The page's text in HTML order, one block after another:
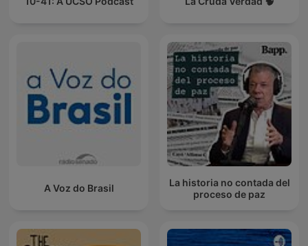
A Voz do Brasil
La historia no contada del
proceso de paz